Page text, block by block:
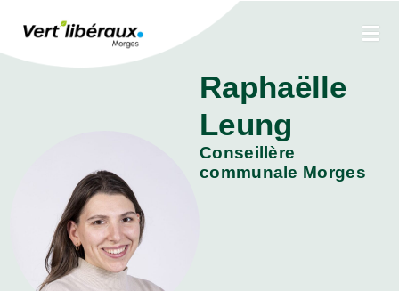
Raphaëlle
Leung
Conseillère
communale Morges